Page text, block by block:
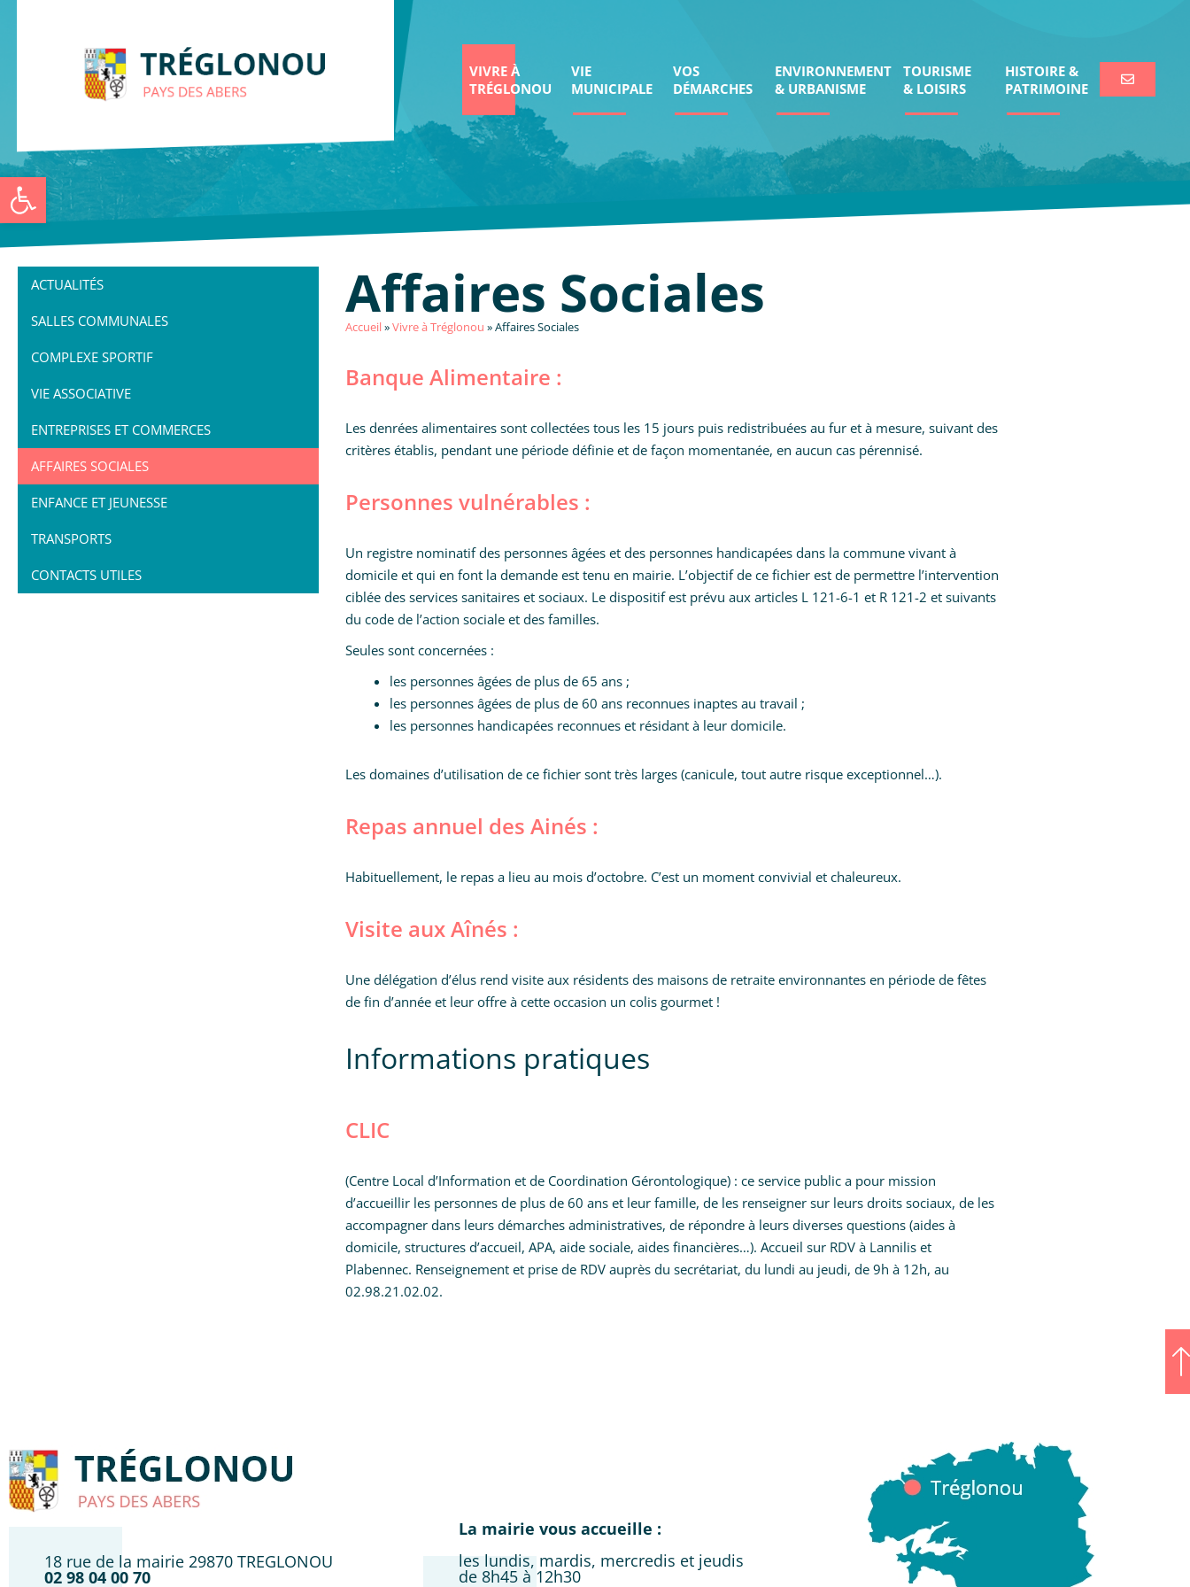
Ouvrir la barre d’outils
VIVRE À
TRÉGLONOU
VIE
MUNICIPALE
VOS
DÉMARCHES
ENVIRONNEMENT
& URBANISME
TOURISME
& LOISIRS
HISTOIRE &
PATRIMOINE
ACTUALITÉS
SALLES COMMUNALES
COMPLEXE SPORTIF
VIE ASSOCIATIVE
ENTREPRISES ET COMMERCES
AFFAIRES SOCIALES
ENFANCE ET JEUNESSE
TRANSPORTS
CONTACTS UTILES
Affaires Sociales
Accueil»Vivre à Tréglonou »Affaires Sociales
Banque Alimentaire :
Les denrées alimentaires sont collectées tous les 15 jours puis redistribuées au fur et à mesure, suivant des
critères établis, pendant une période définie et de façon momentanée, en aucun cas pérennisé.
Personnes vulnérables :
Un registre nominatif des personnes âgées et des personnes handicapées dans la commune vivant à
domicile et qui en font la demande est tenu en mairie. L’objectif de ce fichier est de permettre l’intervention
ciblée des services sanitaires et sociaux. Le dispositif est prévu aux articles L 121-6-1 et R 121-2 et suivants
du code de l’action sociale et des familles.
Seules sont concernées :
les personnes âgées de plus de 65 ans ;
les personnes âgées de plus de 60 ans reconnues inaptes au travail ;
les personnes handicapées reconnues et résidant à leur domicile.
Les domaines d’utilisation de ce fichier sont très larges (canicule, tout autre risque exceptionnel…).
Repas annuel des Ainés :
Habituellement, le repas a lieu au mois d’octobre. C’est un moment convivial et chaleureux.
Visite aux Aînés :
Une délégation d’élus rend visite aux résidents des maisons de retraite environnantes en période de fêtes
de fin d’année et leur offre à cette occasion un colis gourmet !
Informations pratiques
CLIC
(Centre Local d’Information et de Coordination Gérontologique) : ce service public a pour mission
d’accueillir les personnes de plus de 60 ans et leur famille, de les renseigner sur leurs droits sociaux, de les
accompagner dans leurs démarches administratives, de répondre à leurs diverses questions (aides à
domicile, structures d’accueil, APA, aide sociale, aides financières…). Accueil sur RDV à Lannilis et
Plabennec. Renseignement et prise de RDV auprès du secrétariat, du lundi au jeudi, de 9h à 12h, au
02.98.21.02.02.
18 rue de la mairie 29870 TREGLONOU
02 98 04 00 70
La mairie vous accueille :
les lundis, mardis, mercredis et jeudis
de 8h45 à 12h30